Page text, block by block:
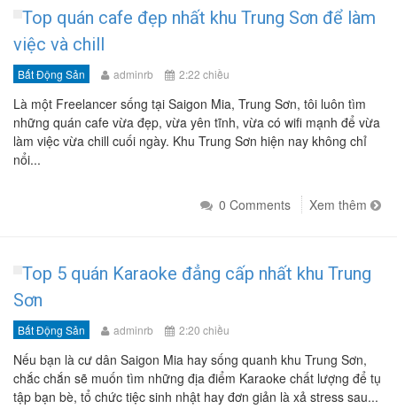
Top quán cafe đẹp nhất khu Trung Sơn để làm
việc và chill
Bất Động Sản adminrb 2:22 chiều
Là một Freelancer sống tại Saigon Mia, Trung Sơn, tôi luôn tìm
những quán cafe vừa đẹp, vừa yên tĩnh, vừa có wifi mạnh để vừa
làm việc vừa chill cuối ngày. Khu Trung Sơn hiện nay không chỉ
nổi...
0 Comments Xem thêm
Top 5 quán Karaoke đẳng cấp nhất khu Trung
Sơn
Bất Động Sản adminrb 2:20 chiều
Nếu bạn là cư dân Saigon Mia hay sống quanh khu Trung Sơn,
chắc chắn sẽ muốn tìm những địa điểm Karaoke chất lượng để tụ
tập bạn bè, tổ chức tiệc sinh nhật hay đơn giản là xả stress sau...